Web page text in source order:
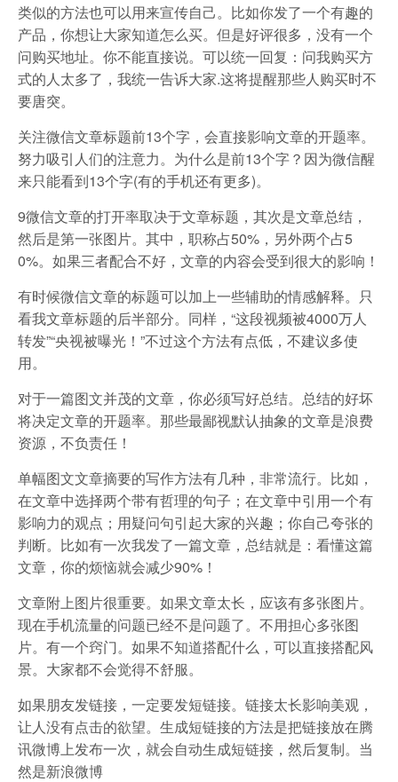
类似的方法也可以用来宣传自己。比如你发了一个有趣的
产品，你想让大家知道怎么买。但是好评很多，没有一个
问购买地址。你不能直接说。可以统一回复：问我购买方
式的人太多了，我统一告诉大家.这将提醒那些人购买时不
要唐突。
关注微信文章标题前13个字，会直接影响文章的开题率。
努力吸引人们的注意力。为什么是前13个字？因为微信醒
来只能看到13个字(有的手机还有更多)。
9微信文章的打开率取决于文章标题，其次是文章总结，
然后是第一张图片。其中，职称占50%，另外两个占5
0%。如果三者配合不好，文章的内容会受到很大的影响！
有时候微信文章的标题可以加上一些辅助的情感解释。只
看我文章标题的后半部分。同样，“这段视频被4000万人
转发”“央视被曝光！”不过这个方法有点低，不建议多使
用。
对于一篇图文并茂的文章，你必须写好总结。总结的好坏
将决定文章的开题率。那些最鄙视默认抽象的文章是浪费
资源，不负责任！
单幅图文文章摘要的写作方法有几种，非常流行。比如，
在文章中选择两个带有哲理的句子；在文章中引用一个有
影响力的观点；用疑问句引起大家的兴趣；你自己夸张的
判断。比如有一次我发了一篇文章，总结就是：看懂这篇
文章，你的烦恼就会减少90%！
文章附上图片很重要。如果文章太长，应该有多张图片。
现在手机流量的问题已经不是问题了。不用担心多张图
片。有一个窍门。如果不知道搭配什么，可以直接搭配风
景。大家都不会觉得不舒服。
如果朋友发链接，一定要发短链接。链接太长影响美观，
让人没有点击的欲望。生成短链接的方法是把链接放在腾
讯微博上发布一次，就会自动生成短链接，然后复制。当
然是新浪微博